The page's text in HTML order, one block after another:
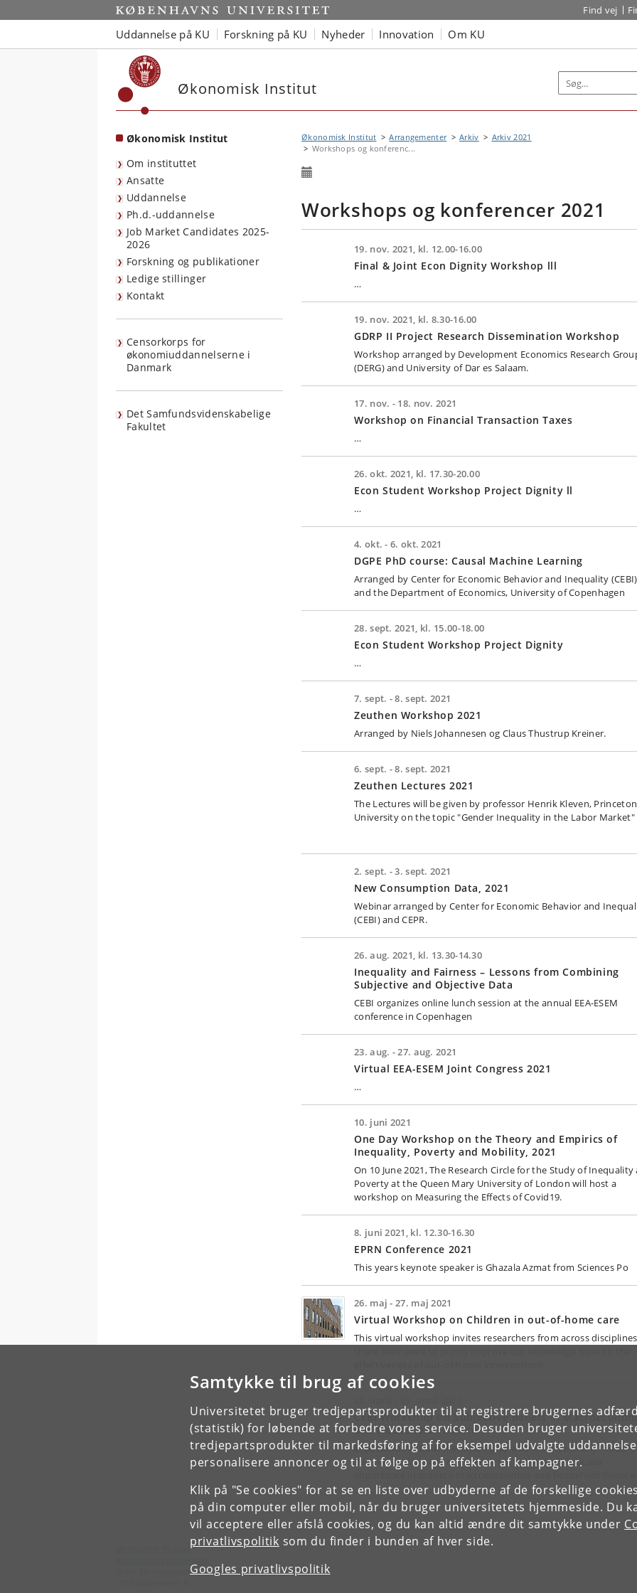
Samtykke til brug af cookies
Universitetet bruger tredjepartsprodukter til at registrere brugernes
(statistik) for løbende at forbedre vores service. Desuden bruger
tredjepartsprodukter til markedsføring af for eksempel udvalgte
personalisere annoncer og til at følge op på effekten af kampagner.
Klik på "Se cookies" for at se en liste over udbyderne af de forskellige
på din computer eller mobil, når du bruger universitetets hjemmeside. Du
vil acceptere eller afslå cookies, og du kan altid ændre dit samtykke under
privatlivspolitik som du finder i bunden af hver side.
Googles privatlivspolitik
Start Find vej
Uddannelse på KU Forskning på KU Nyheder Innovation Om KU
Økonomisk Institut
Økonomisk Institut
Om instituttet
Ansatte
Uddannelse
Ph.d.-uddannelse
Job Market Candidates 2025-
2026
Forskning og publikationer
Ledige stillinger
Kontakt
Censorkorps for
økonomiuddannelserne i
Danmark
Det Samfundsvidenskabelige
Fakultet
Økonomisk Institut Arrangementer Arkiv
Arkiv 2021
Workshops og konferenc...
Workshops og konferencer 2021
19. nov. 2021, kl. 12.00-16.00
Final & Joint Econ Dignity Workshop lll
…
19. nov. 2021, kl. 8.30-16.00
GDRP II Project Research Dissemination Workshop
Workshop arranged by Development Economics Research
(DERG) and University of Dar es Salaam.
17. nov. - 18. nov. 2021
Workshop on Financial Transaction Taxes
…
26. okt. 2021, kl. 17.30-20.00
Econ Student Workshop Project Dignity ll
…
4. okt. - 6. okt. 2021
DGPE PhD course: Causal Machine Learning
Arranged by Center for Economic Behavior and Inequality (CEBI)
and the Department of Economics, University of Copenhagen
28. sept. 2021, kl. 15.00-18.00
Econ Student Workshop Project Dignity
…
7. sept. - 8. sept. 2021
Zeuthen Workshop 2021
Arranged by Niels Johannesen og Claus Thustrup Kreiner.
6. sept. - 8. sept. 2021
Zeuthen Lectures 2021
The Lectures will be given by professor Henrik Kleven, Princeton
University on the topic "Gender Inequality in the Labor Market"
2. sept. - 3. sept. 2021
New Consumption Data, 2021
Webinar arranged by Center for Economic Behavior and
(CEBI) and CEPR.
26. aug. 2021, kl. 13.30-14.30
Inequality and Fairness – Lessons from Combining
Subjective and Objective Data
CEBI organizes online lunch session at the annual EEA-ESEM
conference in Copenhagen
23. aug. - 27. aug. 2021
Virtual EEA-ESEM Joint Congress 2021
…
10. juni 2021
One Day Workshop on the Theory and Empirics of
Inequality, Poverty and Mobility, 2021
On 10 June 2021, The Research Circle for the Study of Inequality
Poverty at the Queen Mary University of London will host a
workshop on Measuring the Effects of Covid19.
8. juni 2021, kl. 12.30-16.30
EPRN Conference 2021
This years keynote speaker is Ghazala Azmat from Sciences Po
26. maj - 27. maj 2021
Virtual Workshop on Children in out-of-home care
This virtual workshop invites researchers from across
CEBI Workshop on Subjective Beliefs in
and Household Finance
Expectations about the future play a central role in any model
decision-making under uncertainty, and are of particular
Økonomisk Institut
Øster Farimagsgade 5, bygning 26